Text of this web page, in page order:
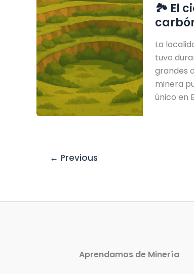
🏞️ El
La
tuvo
grandes
minera
único en
← Previous
Aprendamos de Minería